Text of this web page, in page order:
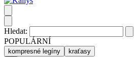
Hledat:
POPULÁRNÍ
kompresné legíny kraťasy